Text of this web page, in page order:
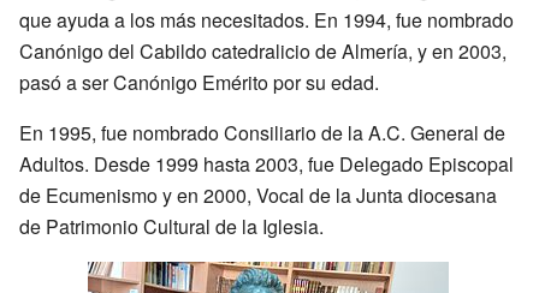
que ayuda a los más necesitados. En 1994, fue nombrado
Canónigo del Cabildo catedralicio de Almería, y en 2003,
pasó a ser Canónigo Emérito por su edad.
En 1995, fue nombrado Consiliario de la A.C. General de
Adultos. Desde 1999 hasta 2003, fue Delegado Episcopal
de Ecumenismo y en 2000, Vocal de la Junta diocesana
de Patrimonio Cultural de la Iglesia.